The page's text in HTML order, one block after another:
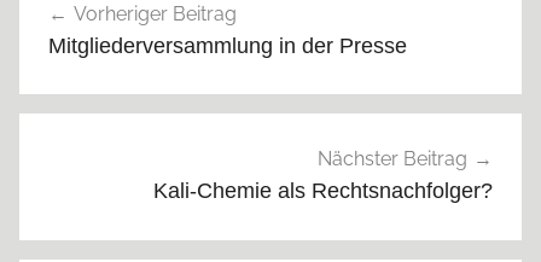
Vorheriger Beitrag
Mitgliederversammlung in der Presse
Nächster Beitrag
Kali-Chemie als Rechtsnachfolger?